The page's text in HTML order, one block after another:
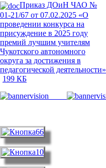
Приказ ДОиН ЧАО №
01-21/67 от 07.02.2025 «О
проведении конкурса на
присуждение в 2025 году
премий лучшим учителям
Чукотского автономного
округа за достижения в
педагогической деятельности»
199 КБ